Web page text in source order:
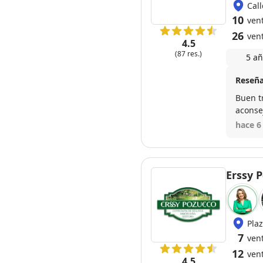
4.5
(87 res.)
10
26
5
Buen
hace
Erssy
7
12